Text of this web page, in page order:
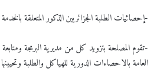
-إحصائيات الطلبة الجزائريين الذكور المتعلقة
-تقوم المصلحة بتزويد كل من مديرية البرمجة ومتابعة
العامة بالاحصاءات الدورية للهياكل والطلبة